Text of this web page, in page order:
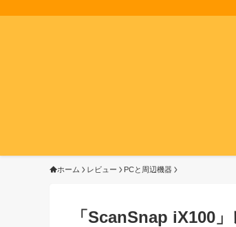
ホーム レビュー PCと周辺機器
「ScanSnap iX100